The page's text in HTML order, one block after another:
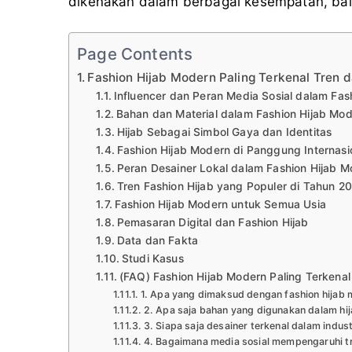
Page Contents
Fashion Hijab Modern Paling Terkenal Tren
Influencer dan Peran Media Sosial dalam
Bahan dan Material dalam Fashion Hijab
Hijab Sebagai Simbol Gaya dan Identitas
Fashion Hijab Modern di Panggung
Peran Desainer Lokal dalam Fashion Hijab
Tren Fashion Hijab yang Populer di Tahun
Fashion Hijab Modern untuk Semua Usia
Pemasaran Digital dan Fashion Hijab
Data dan Fakta
Studi Kasus
(FAQ) Fashion Hijab Modern Paling Terkenal
1. Apa yang dimaksud dengan fashion hijab
2. Apa saja bahan yang digunakan dalam
3. Siapa saja desainer terkenal dalam
4. Bagaimana media sosial mempengaruhi